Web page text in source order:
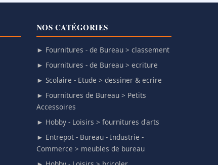
NOS CATÉGORIES
► Fournitures - de Bureau > classement
► Fournitures - de Bureau > ecriture
► Scolaire - Etude > dessiner & ecrire
► Fournitures de Bureau > Petits
Accessoires
► Hobby - Loisirs > fournitures d'arts
► Entrepot - Bureau - Industrie -
Commerce > meubles de bureau